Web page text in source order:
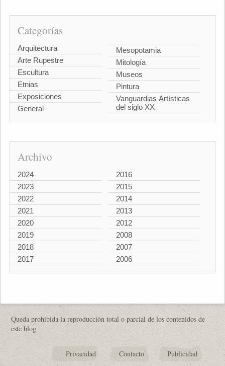
Categorías
Arquitectura
Arte Rupestre
Escultura
Etnias
Exposiciones
General
Mesopotamia
Mitología
Museos
Pintura
Vanguardias Artísticas
del siglo XX
Archivo
2024
2023
2022
2021
2020
2019
2018
2017
2016
2015
2014
2013
2012
2008
2007
2006
Queda prohibida la reproducción total o parcial de los contenidos de
este blog
Privacidad Contacto Publicidad